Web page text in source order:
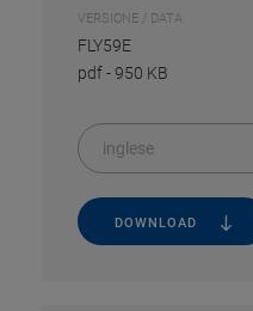
VERSIONE / DATA
FLY59E
pdf-950 KB
inglese
DOWNLOAD